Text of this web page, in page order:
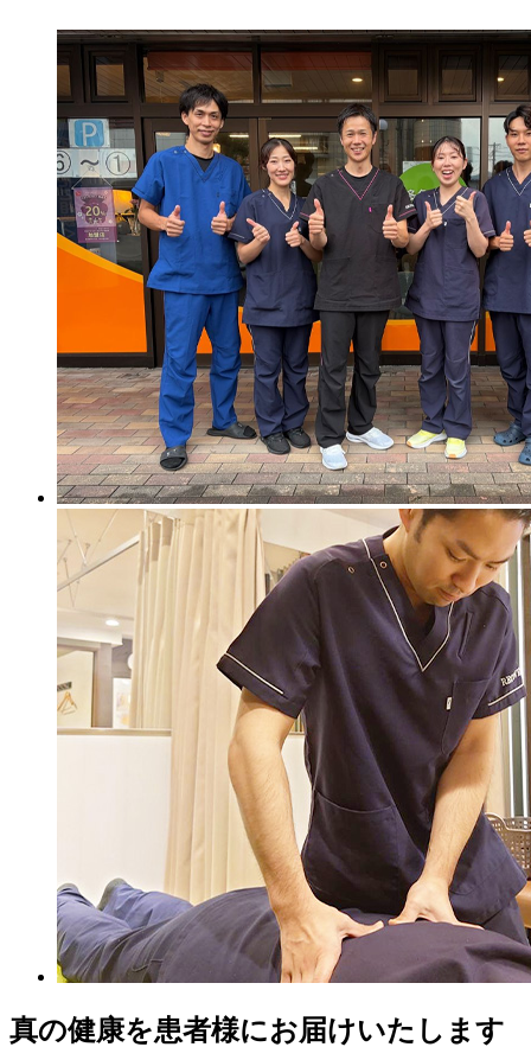
真の健康を患者様にお届けいたします